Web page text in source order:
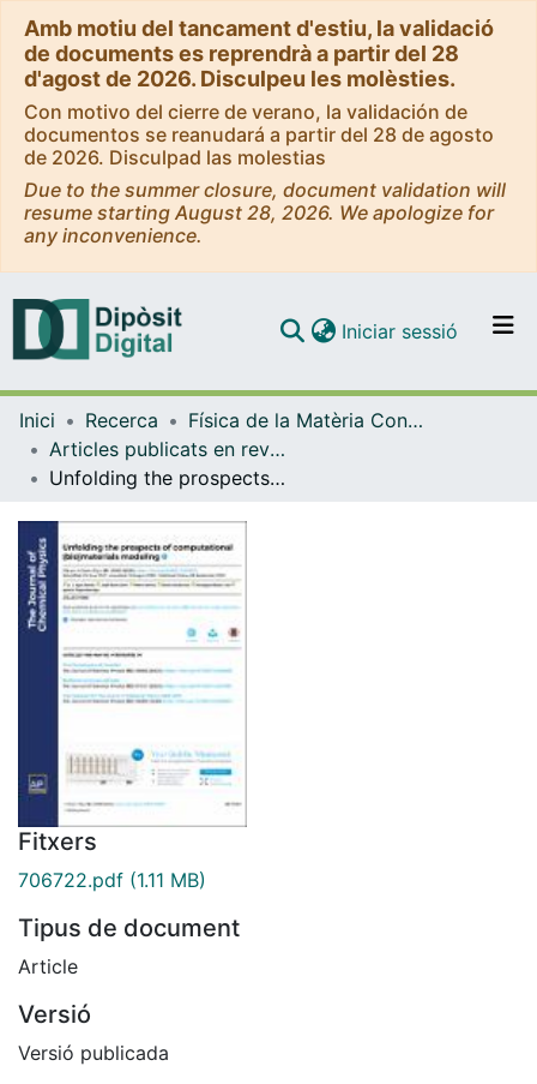
Amb motiu del tancament d'estiu, la validació
de documents es reprendrà a partir del 28
d'agost de 2026. Disculpeu les molèsties.
Con motivo del cierre de verano, la validación de
documentos se reanudará a partir del 28 de agosto
de 2026. Disculpad las molestias
Due to the summer closure, document validation will
resume starting August 28, 2026. We apologize for
any inconvenience.
Navega per tot el DD
Com publicar
Iniciar sessió (current)
Inici Recerca
Física de la Matèria Condensada
Articles publicats en revistes (Física de la Matèria Condensada)
Unfolding the prospects of computational (bio)materials modelling
Fitxers
706722.pdf (1.11 MB)
Tipus de document
Article
Versió
Versió publicada